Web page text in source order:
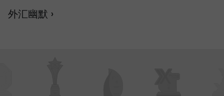
外汇幽默 ›